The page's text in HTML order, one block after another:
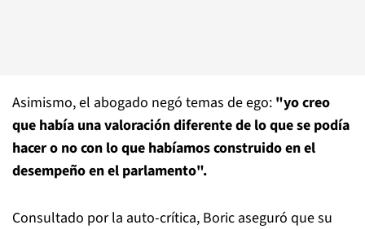
Asimismo, el abogado negó temas de ego: "yo creo
que había una valoración diferente de lo que se podía
hacer o no con lo que habíamos construido en el
desempeño en el parlamento".
Consultado por la auto-crítica, Boric aseguró que su